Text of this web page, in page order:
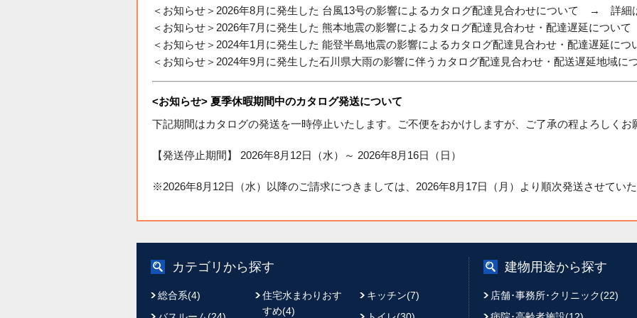
＜お知らせ＞2026年8月に発生した 台風13号の影響によるカタログ配達見合わせについて
→ 詳細
＜お知らせ＞2026年7月に発生した 熊本地震の影響によるカタログ配達見合わせ・配達遅延につい
＜お知らせ＞2024年1月に発生した 能登半島地震の影響によるカタログ配達見合わせ・配達遅延に
＜お知らせ＞2024年9月に発生した石川県大雨の影響に伴うカタログ配達見合わせ・配送遅延地域
<お知らせ> 夏季休暇期間中のカタログ発送について
下記期間はカタログの発送を一時停止いたします。ご不便をおかけしますが、ご了承の程よろしくお
【発送停止期間】 2026年8月12日（水）～ 2026年8月16日（日）
※2026年8月12日（水）以降のご請求につきましては、2026年8月17日（月）より順次発送させてい
カテゴリから探す
総合系(4)
住宅水まわりおす
すめ(4)
キッチン(7)
建物用途から探す
店舗･事務所･クリニック(22)